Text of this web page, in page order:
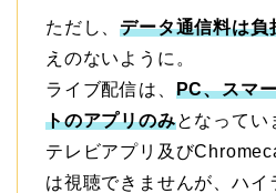
ただし、データ通信料は負
えのないように。
ライブ配信は、 PC、スマ
トのアプリのみとなってい
テレビアプリ及び
は視聴できませんが、ハイ